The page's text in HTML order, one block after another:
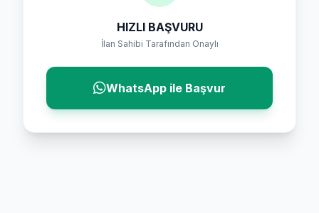
HIZLI BAŞVURU
İlan Sahibi Tarafından Onaylı
WhatsApp ile Başvur